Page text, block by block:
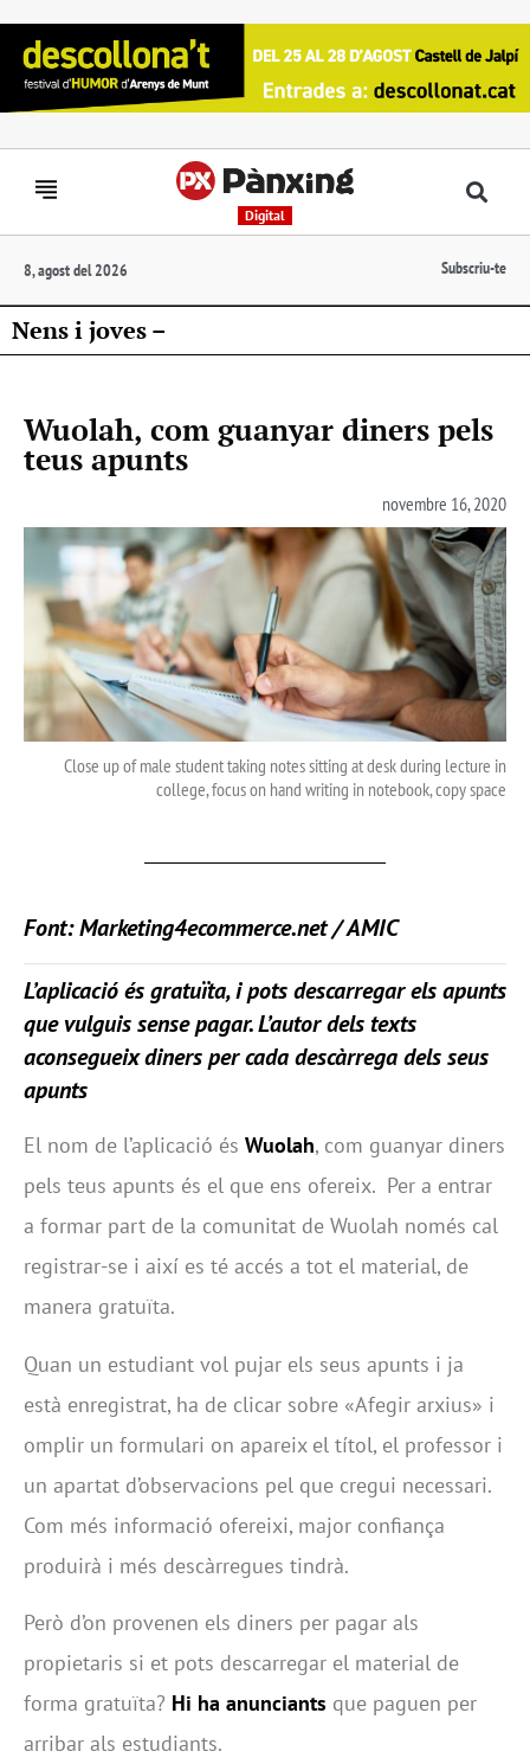
Digital
8, agost del 2026 Subscriu-te
Nens i joves –
Wuolah, com guanyar diners pels
teus apunts
novembre 16, 2020
Close up of male student taking notes sitting at desk during lecture in
college, focus on hand writing in notebook, copy space
Font: Marketing4ecommerce.net / AMIC
L’aplicació és gratuïta, i pots descarregar els apunts
que vulguis sense pagar. L’autor dels texts
aconsegueix diners per cada descàrrega dels seus
apunts
El nom de l’aplicació és Wuolah, com guanyar diners
pels teus apunts és el que ens ofereix. Per a entrar
a formar part de la comunitat de Wuolah només cal
registrar-se i així es té accés a tot el material, de
manera gratuïta.
Quan un estudiant vol pujar els seus apunts i ja
està enregistrat, ha de clicar sobre «Afegir arxius» i
omplir un formulari on apareix el títol, el professor i
un apartat d’observacions pel que cregui necessari.
Com més informació ofereixi, major confiança
produirà i més descàrregues tindrà.
Però d’on provenen els diners per pagar als
propietaris si et pots descarregar el material de
forma gratuïta? Hi ha anunciants que paguen per
arribar als estudiants.